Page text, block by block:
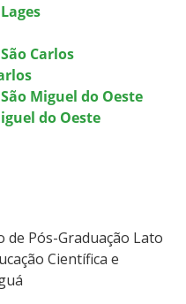
Carlos
Miguel do Oeste
do Oeste
de Pós-Graduação Lato
Científica e